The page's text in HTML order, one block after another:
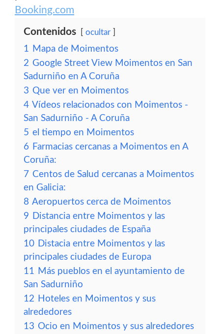
Booking.com
Contenidos ocultar
1 Mapa de Moimentos
2 Google Street View Moimentos en San
Sadurniño en A Coruña
3 Que ver en Moimentos
4 Vídeos relacionados con Moimentos -
San Sadurniño - A Coruña
5 el tiempo en Moimentos
6 Farmacias cercanas a Moimentos en A
Coruña:
7 Centos de Salud cercanas a Moimentos
en Galicia:
8 Aeropuertos cerca de Moimentos
9 Distancia entre Moimentos y las
principales ciudades de España
10 Distacia entre Moimentos y las
principales ciudades de Europa
11 Más pueblos en el ayuntamiento de
San Sadurniño
12 Hoteles en Moimentos y sus
alrededores
13 Ocio en Moimentos y sus alrededores